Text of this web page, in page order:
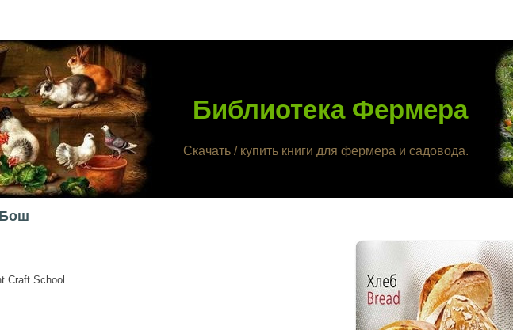
Библиотека Фермера
Скачать / купить книги для фермера и садовода.
Craft School